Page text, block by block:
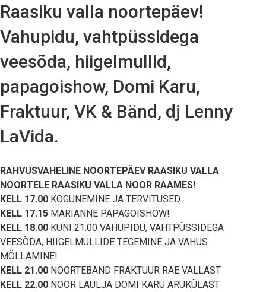
Raasiku valla noortepäev!
Vahupidu, vahtpüssidega
veesõda, hiigelmullid,
papagoishow, Domi Karu,
Fraktuur, VK & Bänd, dj Lenny
LaVida.
RAHVUSVAHELINE NOORTEPÄEV RAASIKU VALLA
NOORTELE RAASIKU VALLA NOOR RAAMES!
KELL 17.00 KOGUNEMINE JA TERVITUSED
KELL 17.15 MARIANNE PAPAGOISHOW!
KELL 18.00 KUNI 21.00 VAHUPIDU, VAHTPÜSSIDEGA
VEESÕDA, HIIGELMULLIDE TEGEMINE JA VAHUS
MÖLLAMINE!
KELL 21.00 NOORTEBÄND FRAKTUUR RAE VALLAST
KELL 22.00 NOOR LAULJA DOMI KARU ARUKÜLAST